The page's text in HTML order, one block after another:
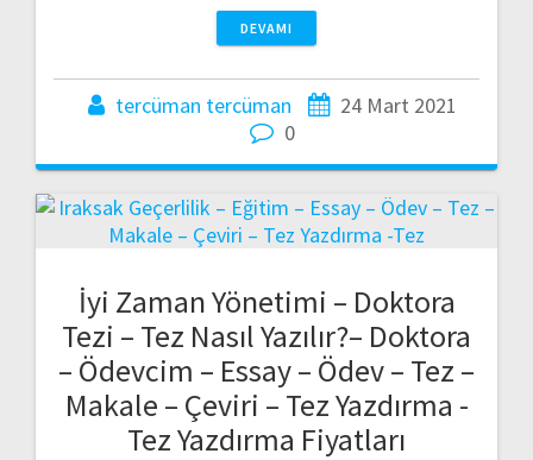
DEVAMI
tercüman tercüman
24 Mart 2021
0
İyi Zaman Yönetimi – Doktora
Tezi – Tez Nasıl Yazılır?– Doktora
– Ödevcim – Essay – Ödev – Tez –
Makale – Çeviri – Tez Yazdırma -
Tez Yazdırma Fiyatları